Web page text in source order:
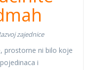
zajednice
prostorne ni bilo koje
i